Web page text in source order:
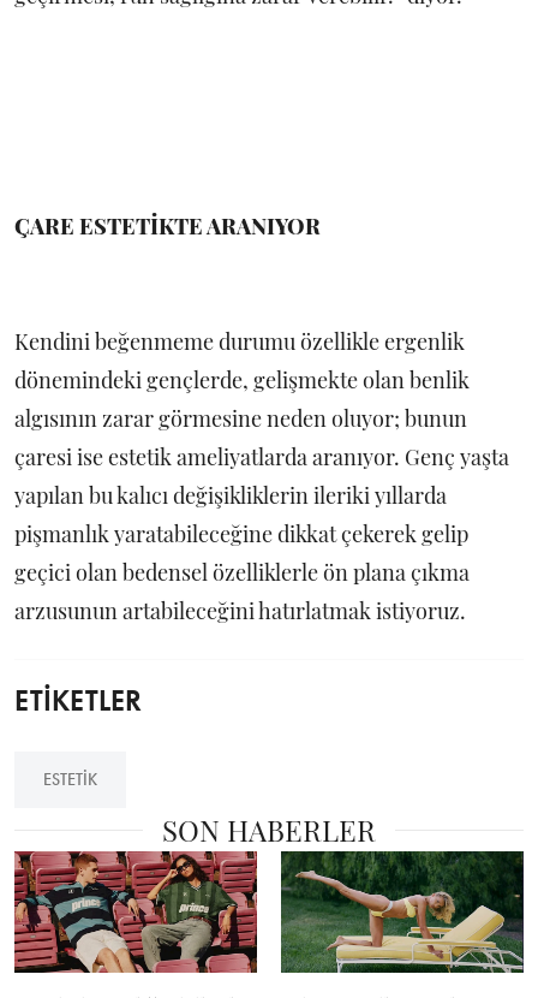
ÇARE ESTETİKTE ARANIYOR
Kendini beğenmeme durumu özellikle ergenlik
dönemindeki gençlerde, gelişmekte olan benlik
algısının zarar görmesine neden oluyor; bunun
çaresi ise estetik ameliyatlarda aranıyor. Genç yaşta
yapılan bu kalıcı değişikliklerin ileriki yıllarda
pişmanlık yaratabileceğine dikkat çekerek gelip
geçici olan bedensel özelliklerle ön plana çıkma
arzusunun artabileceğini hatırlatmak istiyoruz.
ETİKETLER
ESTETIK
SON HABERLER